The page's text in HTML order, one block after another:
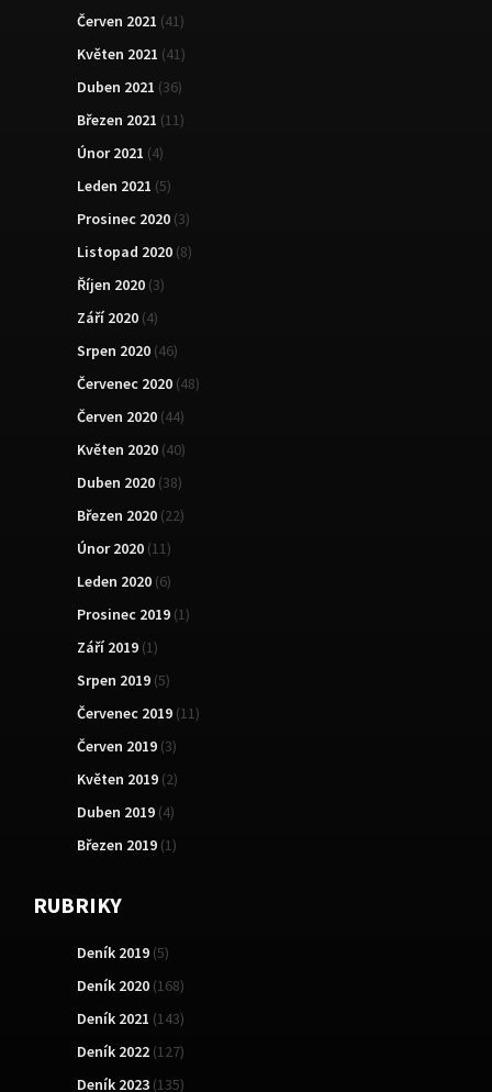
Červen 2021 (41)
Květen 2021 (41)
Duben 2021 (36)
Březen 2021 (11)
Únor 2021 (4)
Leden 2021 (5)
Prosinec 2020 (3)
Listopad 2020 (8)
Říjen 2020 (3)
Září 2020 (4)
Srpen 2020 (46)
Červenec 2020 (48)
Červen 2020 (44)
Květen 2020 (40)
Duben 2020 (38)
Březen 2020 (22)
Únor 2020 (11)
Leden 2020 (6)
Prosinec 2019 (1)
Září 2019 (1)
Srpen 2019 (5)
Červenec 2019 (11)
Červen 2019 (3)
Květen 2019 (2)
Duben 2019 (4)
Březen 2019 (1)
RUBRIKY
Deník 2019 (5)
Deník 2020 (168)
Deník 2021 (143)
Deník 2022 (127)
Deník 2023 (135)